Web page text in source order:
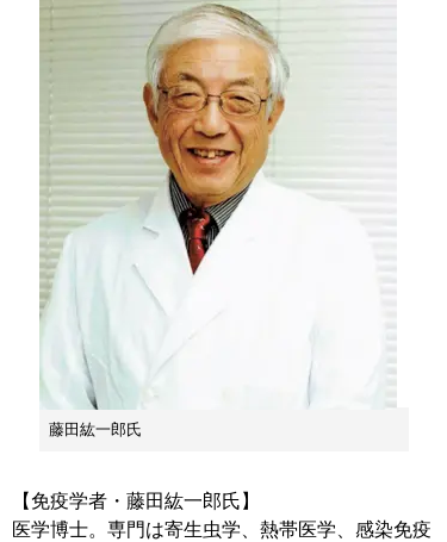
藤田紘一郎氏
【免疫学者・藤田紘一郎氏】
医学博士。専門は寄生虫学、熱帯医学、感染免疫